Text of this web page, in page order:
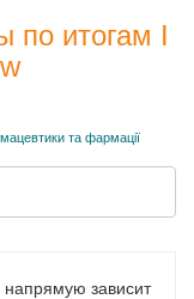
по итогам I
та фармації
напрямую зависит